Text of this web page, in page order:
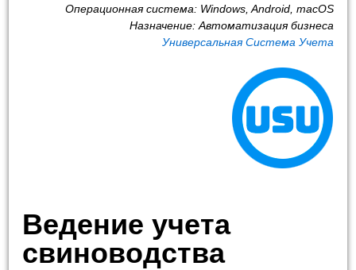
Операционная система: Windows, Android, macOS
Назначение: Автоматизация бизнеса
Универсальная Система Учета
Ведение учета
свиноводства